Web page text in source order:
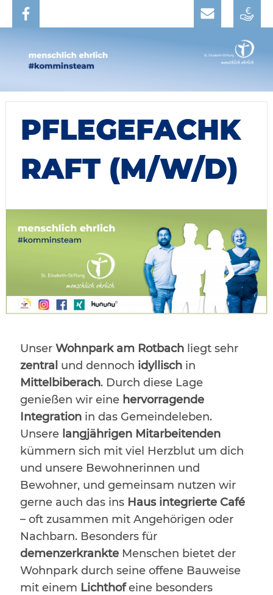
PFLEGEFACHK
RAFT (M/W/D)
Unser Wohnpark am Rotbachliegt sehr
zentral und dennoch idyllisch in
Mittelbiberach. Durch diese Lage
genießen wir eine hervorragende
Integrationin das Gemeindeleben.
Unsere langjährigen Mitarbeitenden
kümmern sich mit viel Herzblut um dich
und unsere Bewohnerinnen und
Bewohner, und gemeinsam nutzen wir
gerne auch das ins Haus integrierte Café
– oft zusammen mit Angehörigen oder
Nachbarn. Besonders für
demenzerkrankte Menschen bietet der
Wohnpark durch seine offene Bauweise
mit einem Lichthofeine besonders